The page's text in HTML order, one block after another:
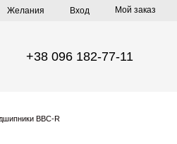
Желания Вход Мой заказ
+38 096 182-77-11
BBC-R